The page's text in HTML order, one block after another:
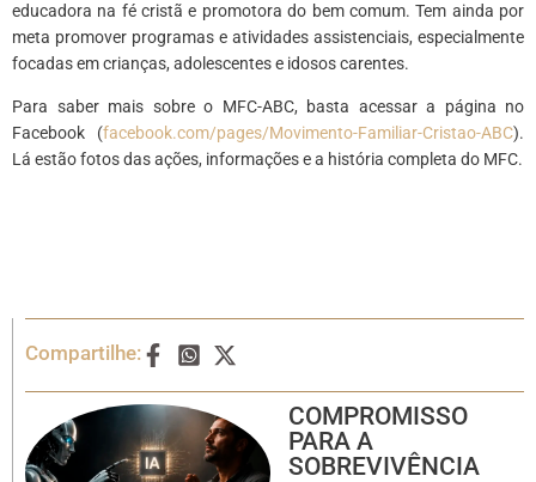
educadora na fé cristã e promotora do bem comum. Tem ainda por
meta promover programas e atividades assistenciais, especialmente
focadas em crianças, adolescentes e idosos carentes.
Para saber mais sobre o MFC-ABC, basta acessar a página no
Facebook (facebook.com/pages/Movimento-Familiar-Cristao-ABC).
Lá estão fotos das ações, informações e a história completa do MFC.
Compartilhe:
COMPROMISSO
PARA A
SOBREVIVÊNCIA